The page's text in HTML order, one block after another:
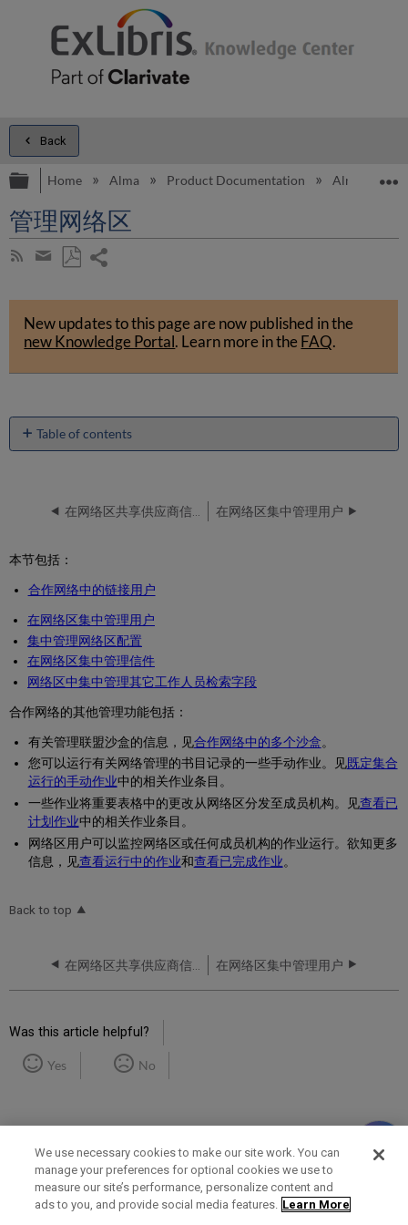
Back
Expand/collapse global hierarchy
Home Alma Product Documentation Alma Online
管理网络区
Subscribe
RSS
Share
by
email
as
PDF
New updates to this page are now published in the
new Knowledge Portal. Learn more in theFAQ.
Table of contents
No
在网络区共享供应商信息 在网络区集中管理用户
本节包括：
合作网络中的链接用户
在网络区集中管理用户
集中管理网络区配置
在网络区集中管理信件
网络区中集中管理其它工作人员检索字段
合作网络的其他管理功能包括：
有关管理联盟沙盒的信息，见合作网络中的多个沙盒。
您可以运行有关网络管理的书目记录的一些手动作业。见既定集合
运行的手动作业中的相关作业条目。
一些作业将重要表格中的更改从网络区分发至成员机构。见查看已
计划作业中的相关作业条目。
网络区用户可以监控网络区或任何成员机构的作业运行。欲知更多
信息，见查看运行中的作业和查看已完成作业。
Back to top
在网络区共享供应商信息 在网络区集中管理用户
Was this article helpful?
Yes No
Term of Use Privacy Policy Contact Us
We use necessary cookies to make our site work. You can
manage your preferences for optional cookies we use to
measure our site’s performance, personalize content and
ads to you, and provide social media features. Learn More